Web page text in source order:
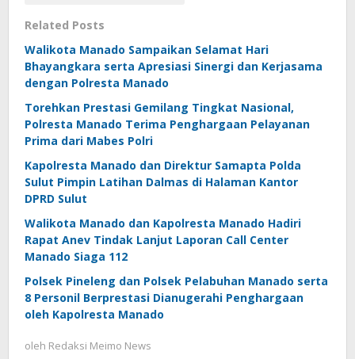
Related Posts
Walikota Manado Sampaikan Selamat Hari
Bhayangkara serta Apresiasi Sinergi dan Kerjasama
dengan Polresta Manado
Torehkan Prestasi Gemilang Tingkat Nasional,
Polresta Manado Terima Penghargaan Pelayanan
Prima dari Mabes Polri
Kapolresta Manado dan Direktur Samapta Polda
Sulut Pimpin Latihan Dalmas di Halaman Kantor
DPRD Sulut
Walikota Manado dan Kapolresta Manado Hadiri
Rapat Anev Tindak Lanjut Laporan Call Center
Manado Siaga 112
Polsek Pineleng dan Polsek Pelabuhan Manado serta
8 Personil Berprestasi Dianugerahi Penghargaan
oleh Kapolresta Manado
oleh Redaksi Meimo News